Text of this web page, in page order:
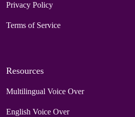
Privacy Policy
Terms of Service
Resources
Multilingual Voice Over
English Voice Over